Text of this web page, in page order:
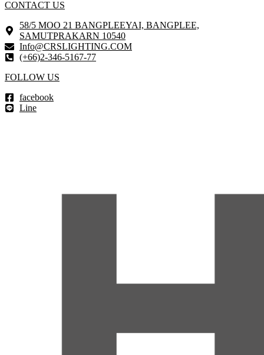
CONTACT US
58/5 MOO 21 BANGPLEEYAI, BANGPLEE,
SAMUTPRAKARN 10540
Info@CRSLIGHTING.COM
(+66)2-346-5167-77
FOLLOW US
facebook
Line